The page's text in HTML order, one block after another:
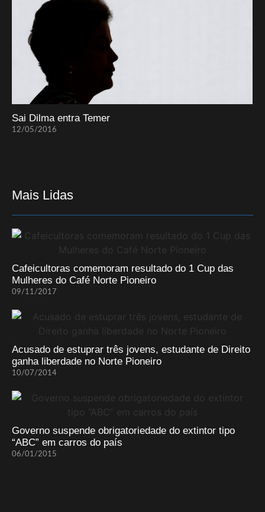
Sai Dilma entra Temer
12/05/2016
Mais Lidas
Cafeicultoras comemoram resultado do 1 Cup das
Mulheres do Café Norte Pioneiro
09/11/2017
Acusado de estuprar três jovens, estudante de Direito
ganha liberdade no Norte Pioneiro
10/07/2014
Governo suspende obrigatoriedade do extintor tipo
“ABC” em carros do país
06/01/2015